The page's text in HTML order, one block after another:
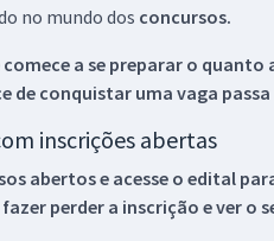
no mundo dos concursos.
a se preparar o
de conquistar uma vaga
inscrições abertas
abertos e acesse o edital
perder a inscrição e ver o